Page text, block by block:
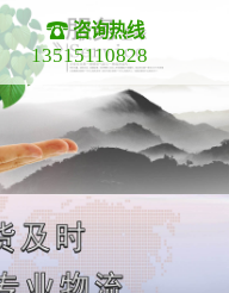
咨询热线
13515110828